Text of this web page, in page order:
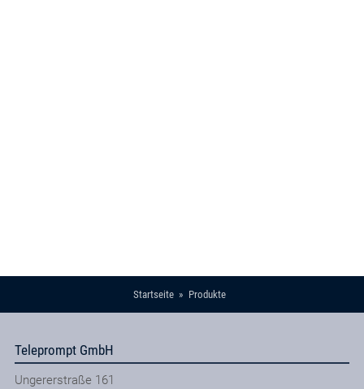
Startseite Produkte
Teleprompt GmbH
Ungererstraße 161